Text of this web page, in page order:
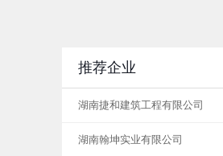
推荐企业
湖南捷和建筑工程有限公司
湖南翰坤实业有限公司